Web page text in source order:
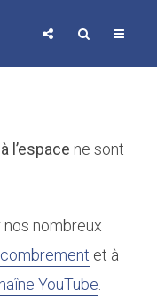
l’espace ne sont
nombreux
et à
YouTube